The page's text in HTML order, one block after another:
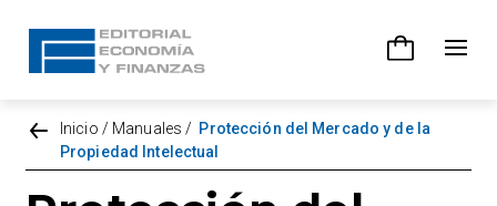
Inicio / Manuales / Protección del Mercado y de la
Propiedad Intelectual